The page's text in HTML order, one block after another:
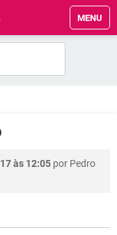
MENU
às 12:05 por Pedro